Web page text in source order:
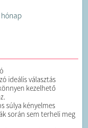
hónap
ideális választás
kezelhető
súlya kényelmes
során sem terheli meg